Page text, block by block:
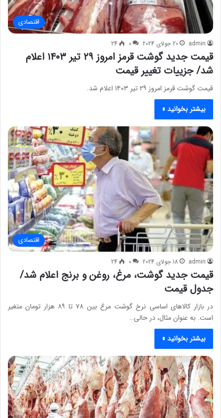
اقتصادی
admin 20 جولای 2024 0
24
قیمت جدید گوشت قرمز امروز ۲۹ تیر ۱۴۰۳ اعلام
شد/ جزییات تغییر قیمت
قیمت گوشت قرمز امروز ۲۹ تیر ۱۴۰۳ اعلام شد.
بیشتر بخوانید »
اقتصادی
admin 18 جولای 2024 0
24
قیمت جدید گوشت، مرغ، روغن و برنج اعلام شد/
جدول قیمت
در بازار کالاهای اساسی نرخ گوشت مرغ بین ۷۸ تا ۸۹ هزار تومان متغیر
است. به عنوان مثال، در حالی…
بیشتر بخوانید »